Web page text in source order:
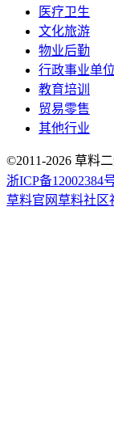
医疗卫生
文化旅游
物业后勤
行政事业单位
教育培训
贸易零售
其他行业
©2011-2026 草料
浙ICP备12002384
草料官网草料社区